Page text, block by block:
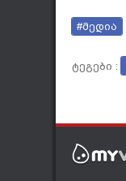
#მედია
ტეგები :